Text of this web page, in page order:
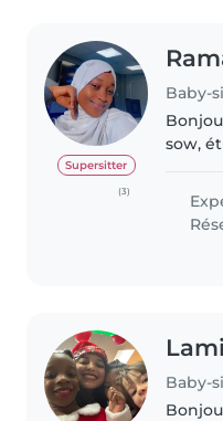
Supersitter
(3)
Baby-
sow,
viens
ce qui
Baby-